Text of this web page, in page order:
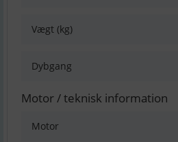
Vægt (kg)
Dybgang
Motor / teknisk information
Motor